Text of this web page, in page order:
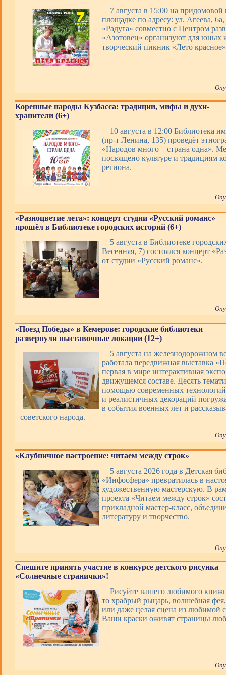
7 августа в 15:00 на придомовой
площадке по адресу: ул. Агеева,
«Радуга» совместно с Центром
«Азотовец» организуют для юных
творческий пикник «Лето
Коренные народы Кузбасса: традиции, мифы и духи-
хранители (6+)
10 августа в 12:00 Библиотека
(пр-т Ленина, 135) проведёт
«Народов много – страна одна».
посвящено культуре и традициям
региона.
«Разноцветие лета»: концерт студии «Русский романс»
прошёл в Библиотеке городских историй (6+)
5 августа в Библиотеке
Весенняя, 7) состоялся концерт
от студии «Русский романс».
«Поезд Победы» в Кемерове: городские библиотеки
развернули выставочные локации (12+)
5 августа на железнодорожном
работала передвижная выставка
первая в мире интерактивная
движущемся составе. Десять
помощью современных
и реалистичных декораций
в события военных лет и
советского народа.
«Клубничное настроение: читаем между строк»
5 августа 2026 года в Детская
«Инфосфера» превратилась в
художественную мастерскую. В
проекта «Читаем между строк»
прикладной мастер-класс,
литературу и творчество.
Спешите принять участие в конкурсе детского рисунка
«Солнечные странички»!
Рисуйте вашего любимого
то храбрый рыцарь, волшебная
или даже целая сцена из любимой
Ваши краски оживят страницы